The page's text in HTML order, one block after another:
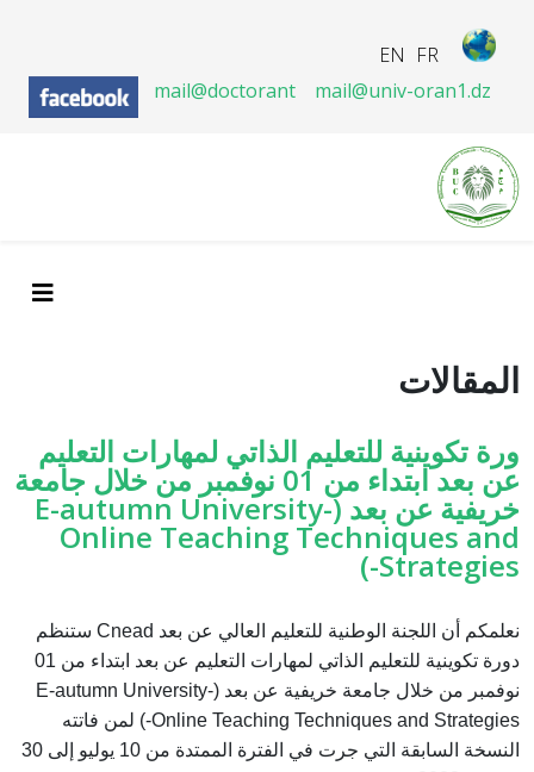
FR
EN
mail@doctorant
mail@univ-oran1.dz
المقالات
ورة تكوينية للتعليم الذاتي لمهارات التعليم
عن بعد ابتداء من 01 نوفمبر من خلال جامعة
خريفية عن بعد (E-autumn University-
Online Teaching Techniques and
Strategies-)
نعلمكم أن اللجنة الوطنية للتعليم العالي عن بعد Cnead ستنظم
دورة تكوينية للتعليم الذاتي لمهارات التعليم عن بعد ابتداء من 01
نوفمبر من خلال جامعة خريفية عن بعد (E-autumn University-
Online Teaching Techniques and Strategies-) لمن فاتته
النسخة السابقة التي جرت في الفترة الممتدة من 10 يوليو إلى 30